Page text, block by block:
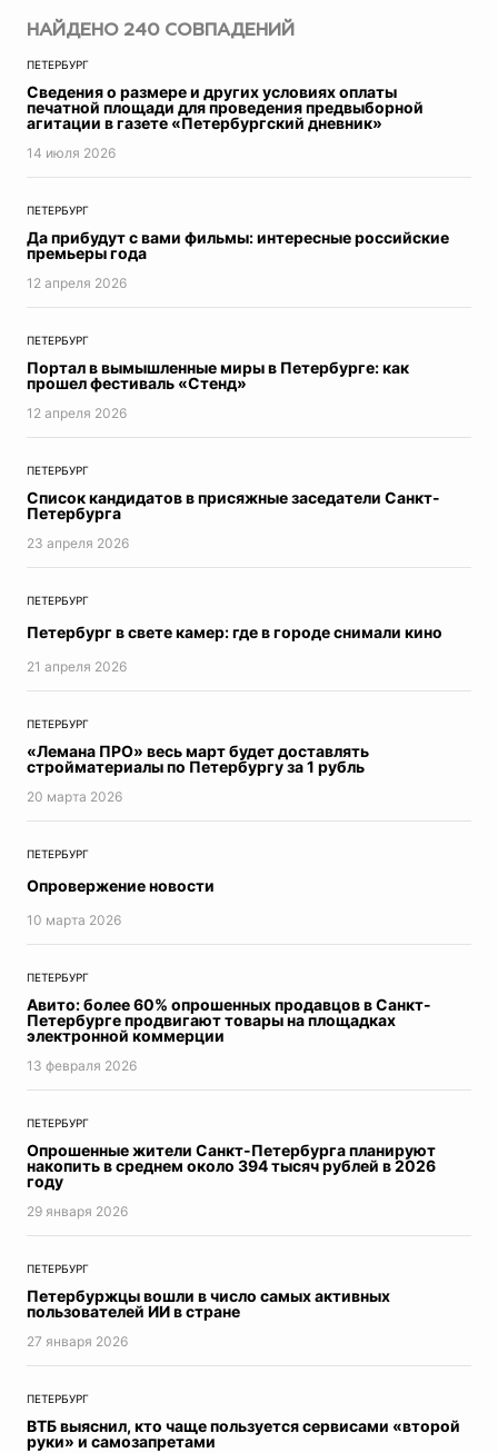
НАЙДЕНО 240 СОВПАДЕНИЙ
ПЕТЕРБУРГ
Сведения о размере и других условиях оплаты
печатной площади для проведения предвыборной
агитации в газете «Петербургский дневник»
14 июля 2026
ПЕТЕРБУРГ
Да прибудут с вами фильмы: интересные российские
премьеры года
12 апреля 2026
ПЕТЕРБУРГ
Портал в вымышленные миры в Петербурге: как
прошел фестиваль «Стенд»
12 апреля 2026
ПЕТЕРБУРГ
Список кандидатов в присяжные заседатели Санкт-
Петербурга
23 апреля 2026
ПЕТЕРБУРГ
Петербург в свете камер: где в городе снимали кино
21 апреля 2026
ПЕТЕРБУРГ
«Лемана ПРО» весь март будет доставлять
стройматериалы по Петербургу за 1 рубль
20 мартa 2026
ПЕТЕРБУРГ
Опровержение новости
10 мартa 2026
ПЕТЕРБУРГ
Авито: более 60% опрошенных продавцов в Санкт-
Петербурге продвигают товары на площадках
электронной коммерции
13 февраля 2026
ПЕТЕРБУРГ
Опрошенные жители Санкт-Петербурга планируют
накопить в среднем около 394 тысяч рублей в 2026
году
29 января 2026
ПЕТЕРБУРГ
Петербуржцы вошли в число самых активных
пользователей ИИ в стране
27 января 2026
ПЕТЕРБУРГ
ВТБ выяснил, кто чаще пользуется сервисами «второй
руки» и самозапретами
Авто
Прогресс
Пресс-релизы
Экономика
Образование
ЖКХ
Недвижимость
Петербург
Реклама
Мнение
Город в истории
В этот день
Топ-новости
Фотогалереи
Видеосюжеты
Инфографика
Контроль за ЖКХ
Эксклюзив
Итоги недели
Азбука Петербурга
коронавирус
Хорошие новости про коронавирус
Дневник эксперта
Время вакцинироваться
ЕВРО2020
Будущее Петербурга
Экспертное мнение
ДневникиПобеды